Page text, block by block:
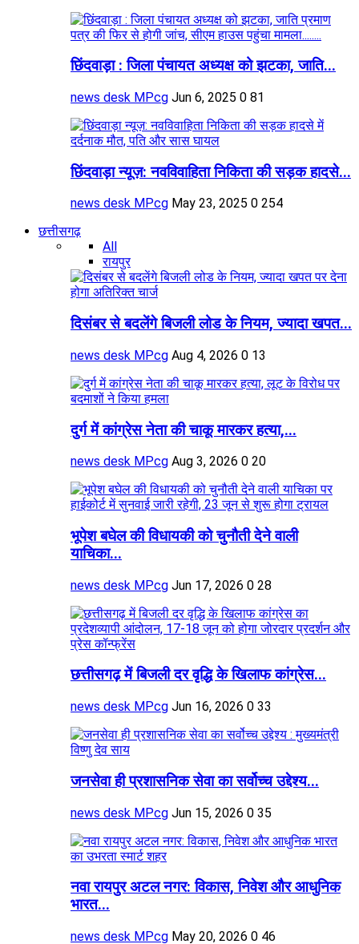
छिंदवाड़ा : जिला पंचायत अध्यक्ष को झटका, जाति...
news desk MPcg Jun 6, 2025 0 81
छिंदवाड़ा न्यूज़: नवविवाहिता निकिता की सड़क हादसे...
news desk MPcg May 23, 2025 0 254
छत्तीसगढ़
All
रायपुर
दिसंबर से बदलेंगे बिजली लोड के नियम, ज्यादा खपत...
news desk MPcg Aug 4, 2026 0 13
दुर्ग में कांग्रेस नेता की चाकू मारकर हत्या,...
news desk MPcg Aug 3, 2026 0 20
भूपेश बघेल की विधायकी को चुनौती देने वाली
याचिका...
news desk MPcg Jun 17, 2026 0 28
छत्तीसगढ़ में बिजली दर वृद्धि के खिलाफ कांग्रेस...
news desk MPcg Jun 16, 2026 0 33
जनसेवा ही प्रशासनिक सेवा का सर्वोच्च उद्देश्य...
news desk MPcg Jun 15, 2026 0 35
नवा रायपुर अटल नगर: विकास, निवेश और आधुनिक
भारत...
news desk MPcg May 20, 2026 0 46